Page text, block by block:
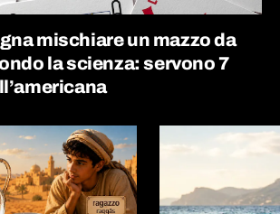
mischiare un mazzo da
la scienza: servono 7